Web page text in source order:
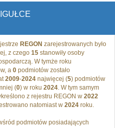
REGON zarejestrowanych było
z czego 15 stanowiły osoby
W tymże roku
a 0 podmiotów zostało
2009-2024 najwięcej (5) podmiotów
(0) w roku 2024. W tym samym
z rejestru REGON w 2022
natomiast w 2024 roku.
podmiotów posiadających